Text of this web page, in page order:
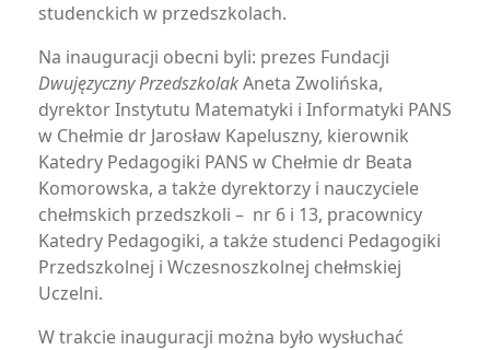
studenckich w przedszkolach.
Na inauguracji obecni byli: prezes Fundacji
Dwujęzyczny PrzedszkolakAneta Zwolińska,
dyrektor Instytutu Matematyki i Informatyki PANS
w Chełmie dr Jarosław Kapeluszny, kierownik
Katedry Pedagogiki PANS w Chełmie dr Beata
Komorowska, a także dyrektorzy i nauczyciele
chełmskich przedszkoli – nr 6 i 13, pracownicy
Katedry Pedagogiki, a także studenci Pedagogiki
Przedszkolnej i Wczesnoszkolnej chełmskiej
Uczelni.
W trakcie inauguracji można było wysłuchać